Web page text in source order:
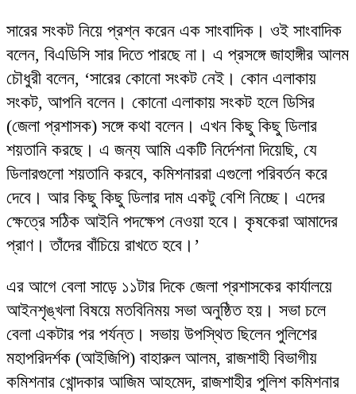
সারের সংকট নিয়ে প্রশ্ন করেন এক সাংবাদিক। ওই সাংবাদিক
বলেন, বিএডিসি সার দিতে পারছে না। এ প্রসঙ্গে জাহাঙ্গীর আলম
চৌধুরী বলেন, ‘সারের কোনো সংকট নেই। কোন এলাকায়
সংকট, আপনি বলেন। কোনো এলাকায় সংকট হলে ডিসির
(জেলা প্রশাসক) সঙ্গে কথা বলেন। এখন কিছু কিছু ডিলার
শয়তানি করছে। এ জন্য আমি একটি নির্দেশনা দিয়েছি, যে
ডিলারগুলো শয়তানি করবে, কমিশনাররা এগুলো পরিবর্তন করে
দেবে। আর কিছু কিছু ডিলার দাম একটু বেশি নিচ্ছে। এদের
ক্ষেত্রে সঠিক আইনি পদক্ষেপ নেওয়া হবে। কৃষকেরা আমাদের
প্রাণ। তাঁদের বাঁচিয়ে রাখতে হবে।’
এর আগে বেলা সাড়ে ১১টার দিকে জেলা প্রশাসকের কার্যালয়ে
আইনশৃঙ্খলা বিষয়ে মতবিনিময় সভা অনুষ্ঠিত হয়। সভা চলে
বেলা একটার পর পর্যন্ত। সভায় উপস্থিত ছিলেন পুলিশের
মহাপরিদর্শক (আইজিপি) বাহারুল আলম, রাজশাহী বিভাগীয়
কমিশনার খোন্দকার আজিম আহমেদ, রাজশাহীর পুলিশ কমিশনার